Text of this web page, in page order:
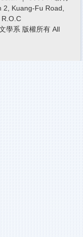
2, Kuang-Fu Road,
學系 版權所有 All